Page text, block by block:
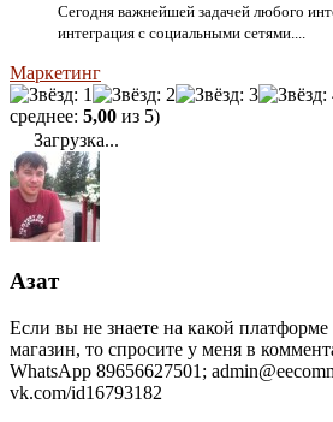
Сегодня важнейшей задачей любого
интеграция с социальными сетями....
Маркетинг
среднее: 5,00 из 5)
Загрузка...
Азат
Если вы не знаете на какой платформе
магазин, то спросите у меня в
WhatsApp 89656627501;
vk.com/id16793182